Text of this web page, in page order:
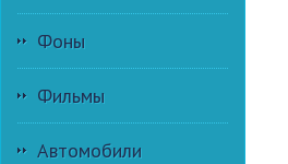
Фоны
Фильмы
Автомобили